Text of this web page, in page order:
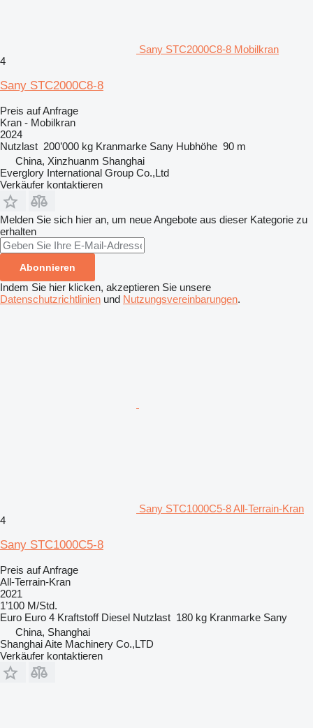
Sany STC2000C8-8 Mobilkran
4
Sany STC2000C8-8
Preis auf Anfrage
Kran - Mobilkran
2024
Nutzlast 200’000 kg Kranmarke Sany Hubhöhe 90 m
China, Xinzhuanm Shanghai
Everglory International Group Co.,Ltd
Verkäufer kontaktieren
Melden Sie sich hier an, um neue Angebote aus dieser Kategorie zu
erhalten
Abonnieren
Indem Sie hier klicken, akzeptieren Sie unsere
Datenschutzrichtlinien und Nutzungsvereinbarungen.
Sany STC1000C5-8 All-Terrain-Kran
4
Sany STC1000C5-8
Preis auf Anfrage
All-Terrain-Kran
2021
1’100 M/Std.
Euro Euro 4 Kraftstoff Diesel Nutzlast 180 kg Kranmarke Sany
China, Shanghai
Shanghai Aite Machinery Co.,LTD
Verkäufer kontaktieren